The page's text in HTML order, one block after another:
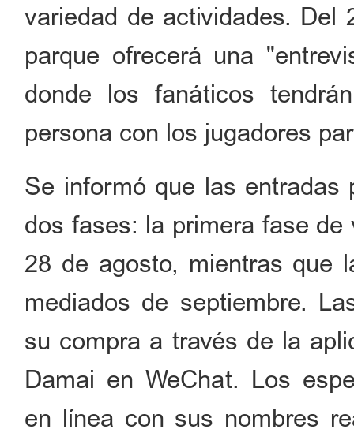
variedad de actividades.
parque ofrecerá una
donde los fanáticos
persona con los jugadores
Se informó que las entradas
dos fases: la primera fase
28 de agosto, mientras que
mediados de septiembre.
su compra a través de la
Damai en WeChat. Los
en línea con sus nombres